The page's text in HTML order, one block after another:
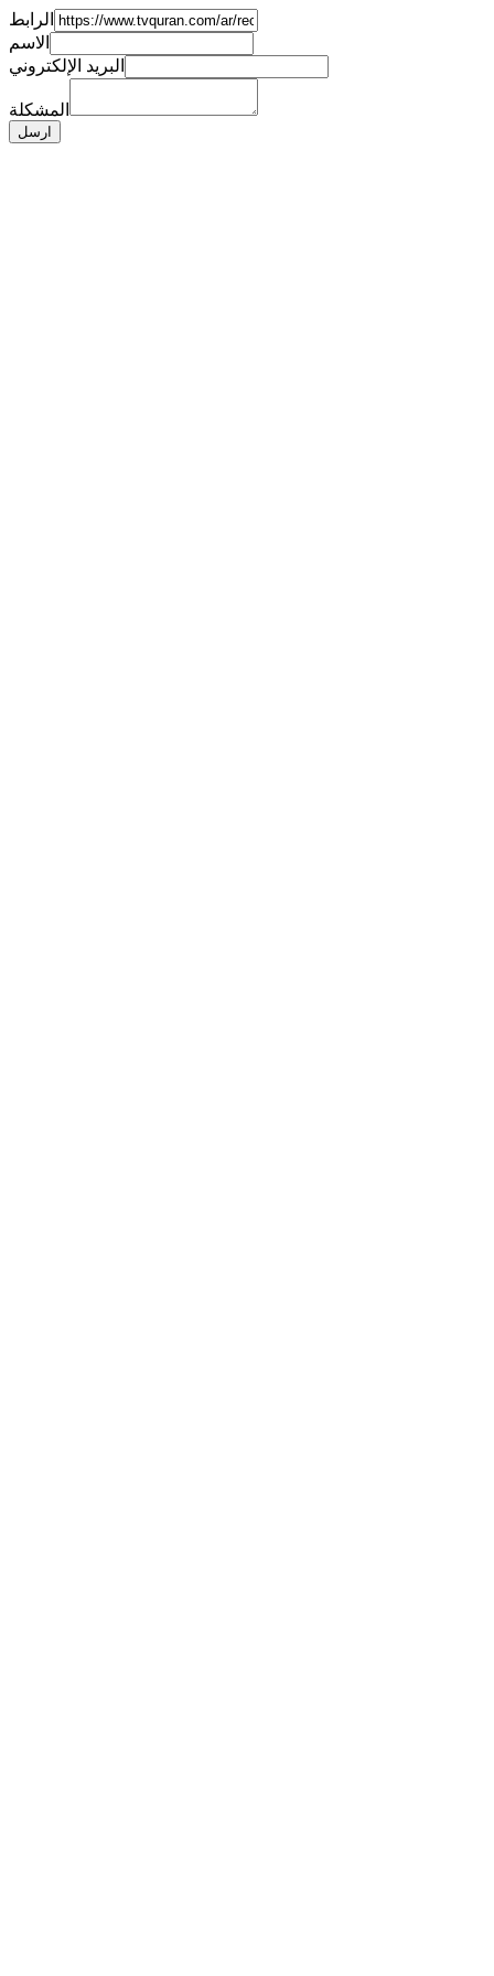
الرابط
الاسم
البريد الإلكتروني
المشكلة
ارسل